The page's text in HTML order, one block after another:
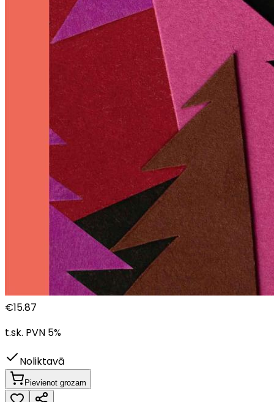
€15.87
t.sk. PVN 5%
Noliktavā
Pievienot grozam